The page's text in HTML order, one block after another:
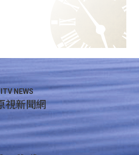
NEWS
視新聞網